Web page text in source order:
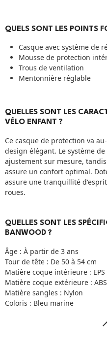
QUELS SONT LES POINTS
Casque avec système de
Mousse de protection
Trous de ventilation
Mentonnière réglable
QUELLES SONT LES
VÉLO ENFANT ?
Ce casque de protection va
design élégant. Le système
ajustement sur mesure,
assure un confort optimal.
assure une tranquillité
roues.
QUELLES SONT LES
BANWOOD ?
Âge : À partir de 3 ans
Tour de tête : De 50 à 54 cm
Matière coque intérieure : EPS
Matière coque extérieure : ABS
Matière sangles : Nylon
Coloris : Bleu marine